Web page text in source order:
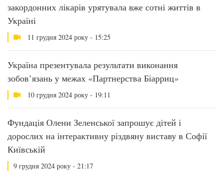
закордонних лікарів урятувала вже сотні життів в
Україні
11 грудня 2024 року - 15:25
Україна презентувала результати виконання
зобов’язань у межах «Партнерства Біарриц»
10 грудня 2024 року - 19:11
Фундація Олени Зеленської запрошує дітей і
дорослих на інтерактивну різдвяну виставу в Софії
Київській
9 грудня 2024 року - 21:17